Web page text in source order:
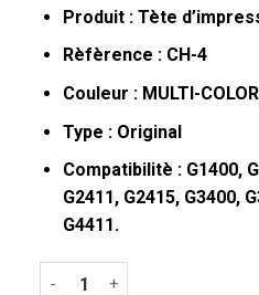
Produit : Tète
Rèfèrence : CH-4
Couleur : MULTI-COLOR
Type : Original
Compatibilitè : G1400,
G2411, G2415, G3400,
G4411.
quantité de Tête